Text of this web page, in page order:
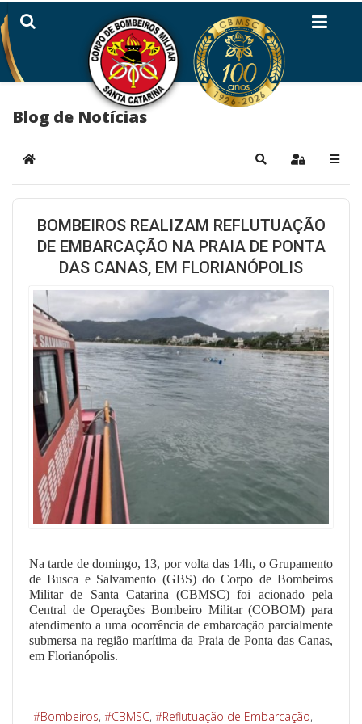
Blog de Notícias
Home PesquisarSign In
BOMBEIROS REALIZAM REFLUTUAÇÃO
DE EMBARCAÇÃO NA PRAIA DE PONTA
DAS CANAS, EM FLORIANÓPOLIS
Na tarde de domingo, 13, por volta das 14h, o Grupamento
de Busca e Salvamento (GBS) do Corpo de Bombeiros
Militar de Santa Catarina (CBMSC) foi acionado pela
Central de Operações Bombeiro Militar (COBOM) para
atendimento a uma ocorrência de embarcação parcialmente
submersa na região marítima da Praia de Ponta das Canas,
em Florianópolis.
Bombeiros CBMSC Reflutuação de Embarcação